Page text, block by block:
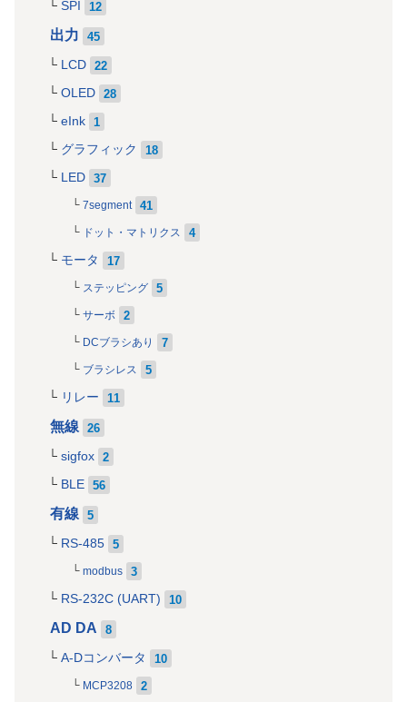
SPI 12
出力 45
LCD 22
OLED 28
eInk 1
グラフィック 18
LED 37
7segment 41
ドット・マトリクス 4
モータ 17
ステッピング 5
サーボ 2
DCブラシあり 7
ブラシレス 5
リレー 11
無線 26
sigfox 2
BLE 56
有線 5
RS-485 5
modbus 3
RS-232C (UART) 10
AD DA 8
A-Dコンバータ 10
MCP3208 2